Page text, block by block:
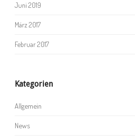
Juni 2019
März 2017
Februar 2017
Kategorien
Allgemein
News